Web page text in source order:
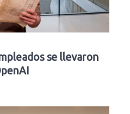
se llevaron